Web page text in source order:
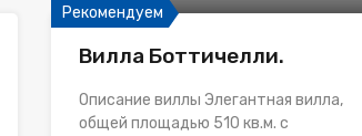
Рекомендуем
Вилла Боттичелли.
Описание виллы Элегантная вилла,
общей площадью 510 кв.м. с